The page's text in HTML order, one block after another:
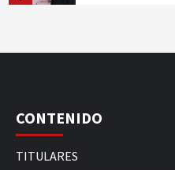
CONTENIDO
TITULARES